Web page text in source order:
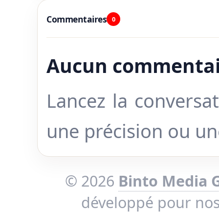
Commentaires 0
Aucun
Lancez la
une précision ou
© 2026 Binto Media
développé pour